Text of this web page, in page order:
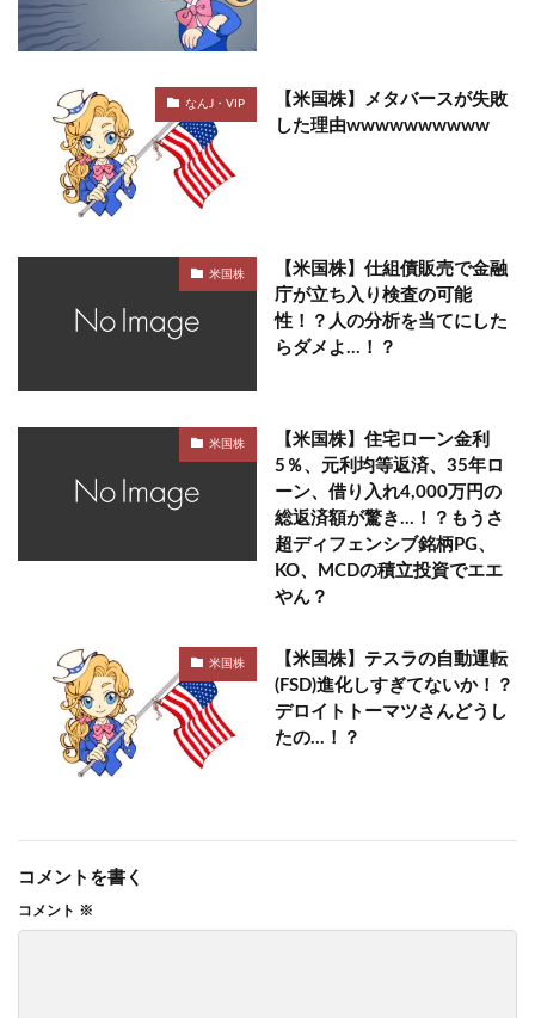
なんJ・VIP
【米国株】メタバースが失敗
した理由wwwwwwwwww
米国株
【米国株】仕組債販売で金融
庁が立ち入り検査の可能
性！？人の分析を当てにした
らダメよ…！？
米国株
【米国株】住宅ローン金利
5％、元利均等返済、35年ロ
ーン、借り入れ4,000万円の
総返済額が驚き…！？もうさ
超ディフェンシブ銘柄PG、
KO、MCDの積立投資でエエ
やん？
米国株
【米国株】テスラの自動運転
(FSD)進化しすぎてないか！？
デロイトトーマツさんどうし
たの…！？
コメントを書く
コメント ※